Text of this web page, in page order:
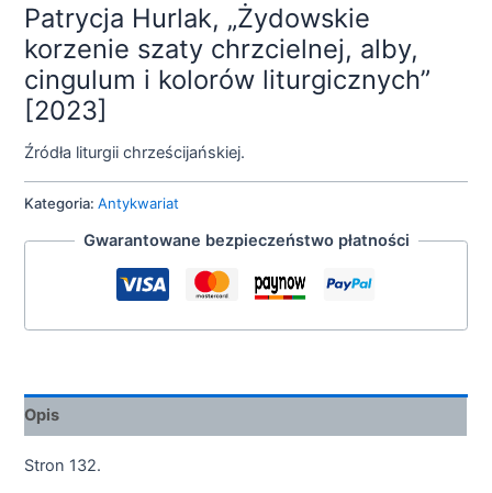
Patrycja Hurlak, „Żydowskie
korzenie szaty chrzcielnej, alby,
cingulum i kolorów liturgicznych”
[2023]
Źródła liturgii chrześcijańskiej.
Kategoria:Antykwariat
Gwarantowane bezpieczeństwo płatności
Opis
Stron 132.